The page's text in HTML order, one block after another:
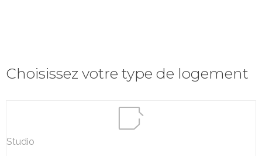
Choisissez votre type de logement
Studio